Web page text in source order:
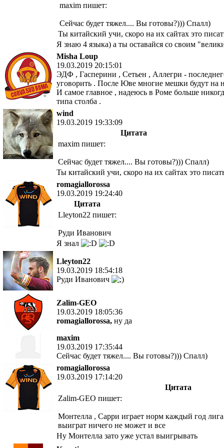
maxim пишет:
Сейчас будет тяжел.... Вы готовы?))) Спалл)
Ты китайский учи, скоро на их сайтах это
Я знаю 4 языка) а ты оставайся со своим
Misha Loup
19.03.2019 20:15:01
ЭДФ , Гасперини , Сетьен , Аллегри -
уговорить . После Юве многие мешки будут на
И самое главное , надеюсь в Роме больше
типа столба .
wind
19.03.2019 19:33:09
Цитата
maxim пишет:
Сейчас будет тяжел.... Вы готовы?))) Спалл)
Ты китайский учи, скоро на их сайтах это
romagiallorossa
19.03.2019 19:24:40
Цитата
Lleyton22 пишет:
Руди Иванович
Я знал
Lleyton22
19.03.2019 18:54:18
Руди Иванович
Zalim-GEO
19.03.2019 18:05:36
romagiallorossa, ну да
maxim
19.03.2019 17:35:44
Сейчас будет тяжел.... Вы готовы?))) Спалл)
romagiallorossa
19.03.2019 17:14:20
Цитата
Zalim-GEO пишет:
Монтелла , Сарри играет норм каждый год
выиграт ничего не может и все
Ну Монтелла зато уже устал выигрывать